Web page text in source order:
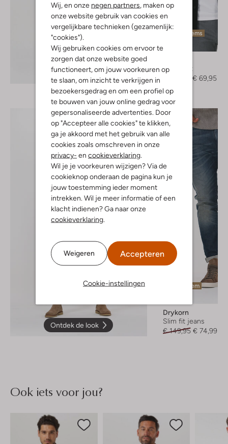
Wij, en onze negen partners , maken op
onze website gebruik van cookies en
vergelijkbare technieken (gezamenlijk:
"cookies").
Wij gebruiken cookies om ervoor te
zorgen dat onze website goed
functioneert, om jouw voorkeuren op
te slaan, om inzicht te verkrijgen in
bezoekersgedrag en om een profiel op
te bouwen van jouw online gedrag voor
gepersonaliseerde advertenties. Door
op "Accepteer alle cookies" te klikken,
ga je akkoord met het gebruik van alle
cookies zoals omschreven in onze
privacy- en cookieverklaring
Wil je je voorkeuren wijzigen? Via de
cookieknop onderaan de pagina kun je
jouw toestemming ieder moment
intrekken. Wil je meer informatie of een
klacht indienen? Ga naar onze
cookieverklaring
Weigeren Accepteren
Cookie-instellingen
Ontdek de look
Laatste items
Overshirt
€ 69,95
Ontdek de look
Laatste item
Drykorn
Slim fit jeans
€ 149,95 € 74,99
Ook iets voor jou?